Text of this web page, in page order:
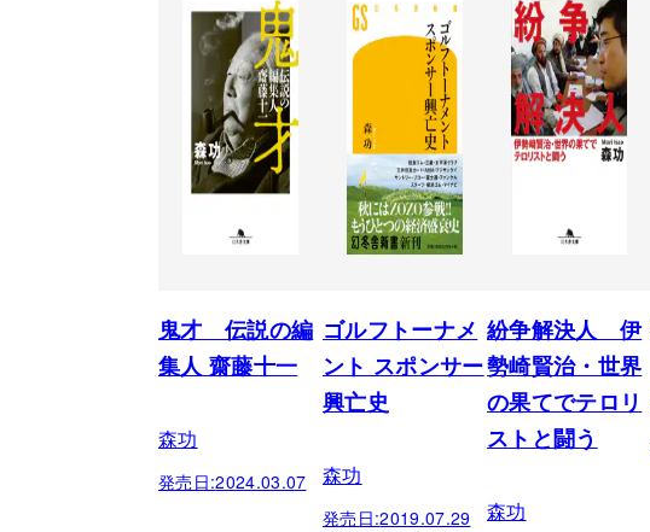
鬼才 伝説の編
集人 齋藤十一
森功
発売日:2024.03.07
ゴルフトーナメ
ント スポンサー
興亡史
森功
発売日:2019.07.29
紛争解決人 伊
勢崎賢治・世界
の果てでテロリ
ストと闘う
森功